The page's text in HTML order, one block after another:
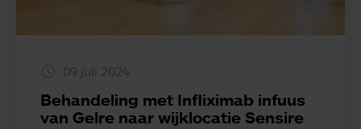
09 juli 2024
Behandeling met Infliximab infuus
van Gelre naar wijklocatie Sensire